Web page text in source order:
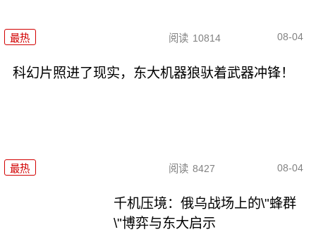
最热 阅读 10814 08-04
科幻片照进了现实，东大机器狼驮着武器冲锋！
最热 阅读 8427 08-04
千机压境：俄乌战场上的\"蜂群
\"博弈与东大启示